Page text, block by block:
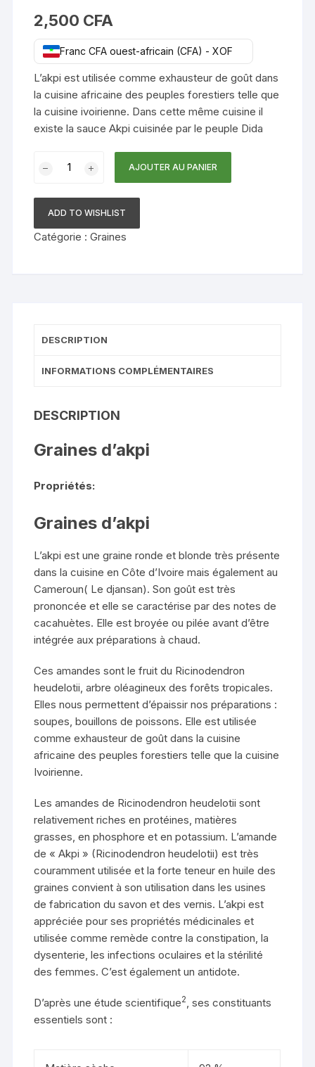
2,500 CFA
Franc CFA ouest-africain (CFA) - XOF
L’akpi est utilisée commeexhausteur de goût dans
la cuisine africaine des peuples forestiers telle que
lacuisine ivoirienne. Dans cette même cuisine il
existe la sauce Akpi cuisinée par le peuple Dida
d'akpi
AJOUTER AU PANIER
ADD TO WISHLIST
Catégorie :Graines
DESCRIPTION
INFORMATIONS COMPLÉMENTAIRES
DESCRIPTION
Graines d’akpi
Propriétés:
Graines d’akpi
L’akpiest une graine ronde et blonde très présente
dans la cuisine en Côte d’Ivoire mais également au
Cameroun( Le djansan). Son goût est très
prononcée et elle se caractérise par des notes de
cacahuètes. Elle est broyée ou pilée avant d’être
intégrée aux préparations à chaud.
Ces amandes sont le fruit du Ricinodendron
heudelotii, arbre oléagineux des forêts tropicales.
Elles nous permettent d’épaissir nos préparations :
soupes, bouillons de poissons. Elle est utilisée
comme exhausteur de goût dans la cuisine
africaine des peuples forestiers telle que la cuisine
Ivoirienne.
Les amandes de Ricinodendron heudelotii sont
relativement riches en protéines, matières
grasses, en phosphore et en potassium. L’amande
de « Akpi » (Ricinodendron heudelotii) est très
couramment utilisée et la forte teneur en huile des
graines convient à son utilisation dans les usines
de fabrication du savon et des vernis. L’akpi est
appréciée pour ses propriétés médicinales et
utilisée comme remède contre la constipation, la
dysenterie, les infections oculaires et la stérilité
des femmes. C’est également un antidote.
D’après une étude scientifique2 , ses constituants
essentiels sont :